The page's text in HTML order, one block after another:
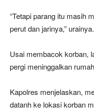
“Tetapi parang itu masih
perut dan jarinya,” urainya.
Usai membacok korban,
pergi meninggalkan
Kapolres menjelaskan,
datanh ke lokasi korban